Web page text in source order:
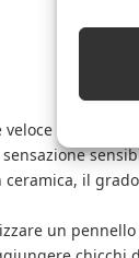
veloce per
sensazione
ceramica, il
un